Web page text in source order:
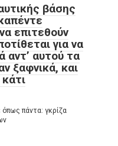
βάσης
επιτεθούν
για να
αντ’ αυτού τα
ξαφνικά, και
πάντα: γκρίζα